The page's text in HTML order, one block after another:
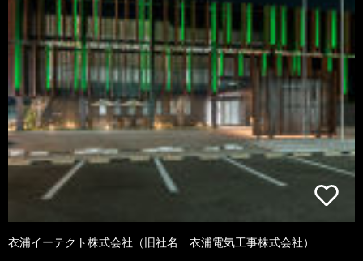
衣浦イーテクト株式会社（旧社名 衣浦電気工事株式会社）